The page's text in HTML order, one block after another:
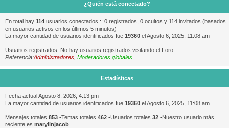
¿Quién está conectado?
En total hay 114 usuarios conectados :: 0 registrados, 0 ocultos y 114 invitados (basados
en usuarios activos en los últimos 5 minutos)
La mayor cantidad de usuarios identificados fue 19360 el Agosto 6, 2025, 11:08 am
Usuarios registrados: No hay usuarios registrados visitando el Foro
Referencia:Administradores Moderadores globales
Estadísticas
Fecha actual Agosto 8, 2026, 4:13 pm
La mayor cantidad de usuarios identificados fue 19360 el Agosto 6, 2025, 11:08 am
Mensajes totales 853 •Temas totales 462 •Usuarios totales 32 •Nuestro usuario más
reciente es marylinjacob